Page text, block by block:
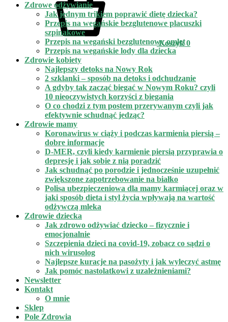
Koszyk 0
Zdrowe odżywianie
Jak jednym trikiem poprawić dietę dziecka?
Przepis na wegańskie bezglutenowe placuszki
szpinakowe
Przepis na wegański bezglutenowy omlet
Przepis na wegańskie lody dla dziecka
Zdrowie kobiety
Najlepszy detoks na Nowy Rok
2 szklanki – sposób na detoks i odchudzanie
A gdyby tak zacząć biegać w Nowym Roku? czyli
10 nieoczywistych korzyści z biegania
O co chodzi z tym postem przerywanym czyli jak
efektywnie schudnąć jedząc?
Zdrowie mamy
Koronawirus w ciąży i podczas karmienia piersią –
dobre informacje
D-MER, czyli kiedy karmienie piersią przyprawia o
depresję i jak sobie z nią poradzić
Jak schudnąć po porodzie i jednocześnie uzupełnić
zwiększone zapotrzebowanie na białko
Polisa ubezpieczeniowa dla mamy karmiącej oraz w
jaki sposób dieta i styl życia wpływają na wartość
odżywczą mleka
Zdrowie dziecka
Jak zdrowo odżywiać dziecko – fizycznie i
emocjonalnie
Szczepienia dzieci na covid-19, zobacz co sądzi o
nich wirusolog
Najlepsze kuracje na pasożyty i jak wyleczyć astmę
Jak pomóc nastolatkowi z uzależnieniami?
Newsletter
Kontakt
O mnie
Sklep
Pole Zdrowia